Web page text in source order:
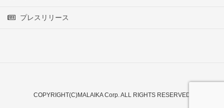
プレスリリース
COPYRIGHT(C)MALAIKA Corp. ALL RIGHTS RESERVED